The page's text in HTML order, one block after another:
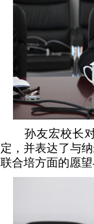
孙友宏校长
定，并表达了与
联合培方面的愿